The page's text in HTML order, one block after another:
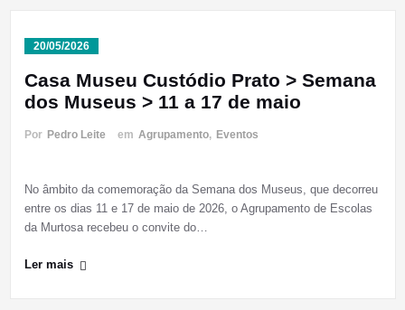
20/05/2026
Casa Museu Custódio Prato > Semana
dos Museus > 11 a 17 de maio
Por Pedro Leite em Agrupamento, Eventos
No âmbito da comemoração da Semana dos Museus, que decorreu
entre os dias 11 e 17 de maio de 2026, o Agrupamento de Escolas
da Murtosa recebeu o convite do…
Ler mais